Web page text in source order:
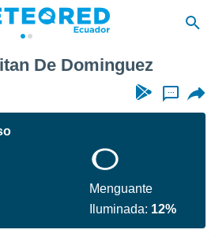
De Dominguez
...
Menguante
Iluminada: 12%